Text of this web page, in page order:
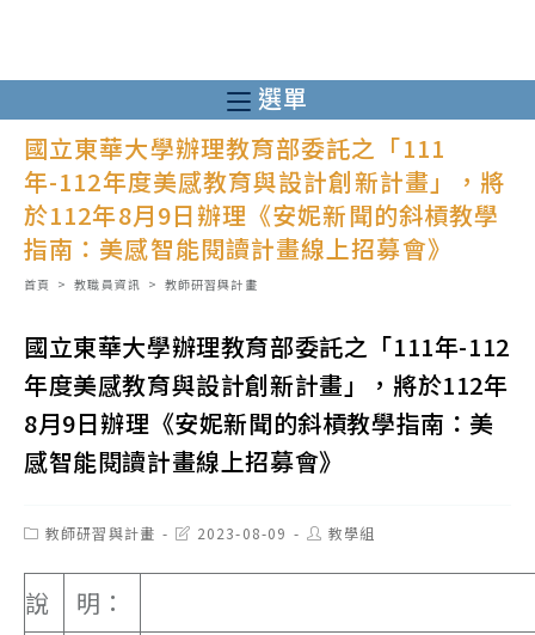
至
主
內
容
選單
國立東華大學辦理教育部委託之「111
年-112年度美感教育與設計創新計畫」，將
於112年8月9日辦理《安妮新聞的斜槓教學
指南：美感智能閱讀計畫線上招募會》
首頁 > 教職員資訊 > 教師研習與計畫
國立東華大學辦理教育部委託之「111年-112
年度美感教育與設計創新計畫」，將於112年
8月9日辦理《安妮新聞的斜槓教學指南：美
感智能閱讀計畫線上招募會》
Post教師研習與計畫
Post2023-08-09
Post教學組
說
明：